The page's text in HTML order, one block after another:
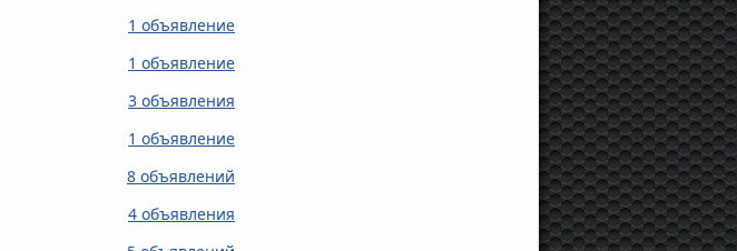
1 объявление
1 объявление
3 объявления
1 объявление
8 объявлений
4 объявления